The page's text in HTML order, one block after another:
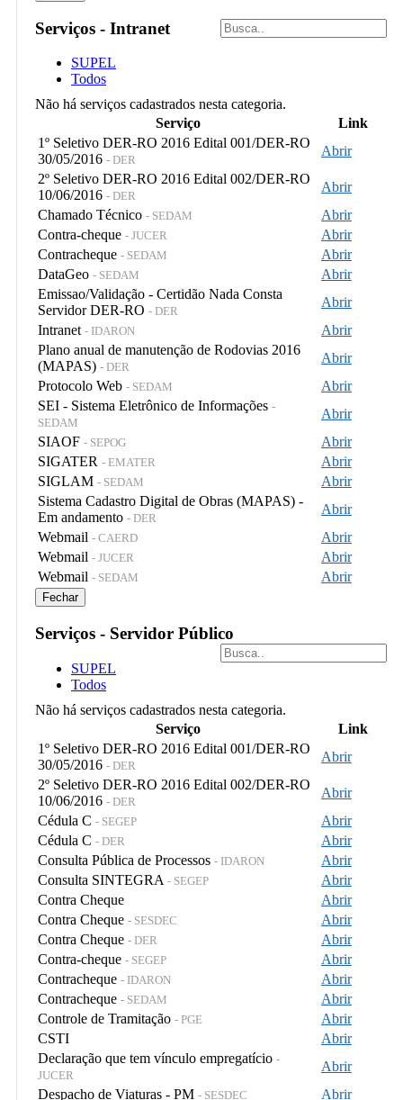
Serviços - Intranet
SUPEL
Todos
Não há serviços cadastrados nesta categoria.
Serviço
Link
1º Seletivo DER-RO 2016 Edital 001/DER-RO
30/05/2016 - DER
Abrir
2º Seletivo DER-RO 2016 Edital 002/DER-RO
10/06/2016 - DER
Abrir
Chamado Técnico - SEDAM
Abrir
Contra-cheque - JUCER
Abrir
Contracheque - SEDAM
Abrir
DataGeo - SEDAM
Abrir
Emissao/Validação - Certidão Nada Consta
Servidor DER-RO - DER
Abrir
Intranet - IDARON
Abrir
Plano anual de manutenção de Rodovias 2016
(MAPAS) - DER
Abrir
Protocolo Web - SEDAM
Abrir
SEI - Sistema Eletrônico de Informações -
SEDAM
Abrir
SIAOF - SEPOG
Abrir
SIGATER - EMATER
Abrir
SIGLAM - SEDAM
Abrir
Sistema Cadastro Digital de Obras (MAPAS) -
Em andamento - DER
Abrir
Webmail - CAERD
Abrir
Webmail - JUCER
Abrir
Webmail - SEDAM Abrir
Fechar
Serviços - Servidor Público
SUPEL
Todos
Não há serviços cadastrados nesta categoria.
Serviço
Link
1º Seletivo DER-RO 2016 Edital 001/DER-RO
30/05/2016 - DER
Abrir
2º Seletivo DER-RO 2016 Edital 002/DER-RO
10/06/2016 - DER
Abrir
Cédula C - SEGEP
Abrir
Cédula C - DER
Abrir
Consulta Pública de Processos - IDARON
Abrir
Consulta SINTEGRA - SEGEP
Abrir
Contra Cheque
Abrir
Contra Cheque - SESDEC
Abrir
Contra Cheque - DER
Abrir
Contra-cheque - SEGEP
Abrir
Contracheque - IDARON
Abrir
Contracheque - SEDAM
Abrir
Controle de Tramitação - PGE
Abrir
CSTI
Abrir
Declaração que tem vínculo empregatício -
JUCER
Abrir
Despacho de Viaturas - PM - SESDEC Abrir